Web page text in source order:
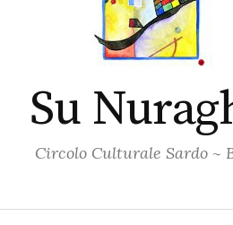
Su
Circolo Culturale Sardo ~